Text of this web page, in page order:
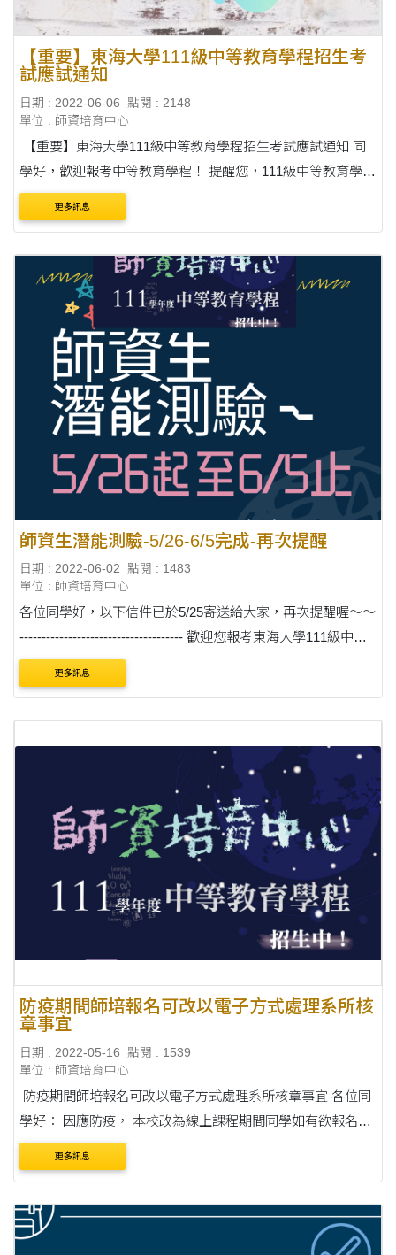
【重要】東海大學111級中等教育學程招生考
試應試通知
日期 : 2022-06-06
點閱 : 2148
單位 : 師資培育中心
【重要】東海大學111級中等教育學程招生考試應試通知 同
學好，歡迎報考中等教育學程！ 提醒您，111級中等教育學程
招生考試，即將於6月12日（日）上午9時採線上筆面試方式
舉行，相關訊息如下，敬請準時應試。 ....
更多訊息
師資生潛能測驗-5/26-6/5完成-再次提醒
日期 : 2022-06-02
點閱 : 1483
單位 : 師資培育中心
各位同學好，以下信件已於5/25寄送給大家，再次提醒喔～～
------------------------------------- 歡迎您報考東海大學111級中等
教育學程師資生甄選， 請同學即日起至6/5（日）止，至下方
網址進行師資生潛能測驗， 本測驗共三項....
更多訊息
防疫期間師培報名可改以電子方式處理系所核
章事宜
日期 : 2022-05-16
點閱 : 1539
單位 : 師資培育中心
防疫期間師培報名可改以電子方式處理系所核章事宜 各位同
學好： 因應防疫， 本校改為線上課程期間同學如有欲報名師
培， 請提早跟系所助教聯繫， 以電子方式請助教確認您的報
考資格後於相關欄位核章， ....
更多訊息